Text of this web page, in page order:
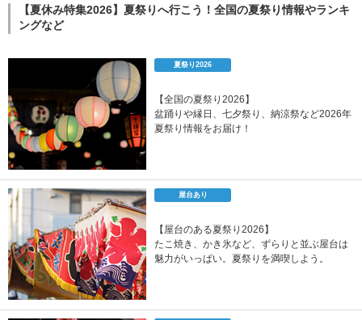
【夏休み特集2026】夏祭りへ行こう！全国の夏祭り情報やランキ
ングなど
夏祭り2026
【全国の夏祭り2026】
盆踊りや縁日、七夕祭り、納涼祭など2026年
夏祭り情報をお届け！
屋台あり
【屋台のある夏祭り2026】
たこ焼き、かき氷など、ずらりと並ぶ屋台は
魅力がいっぱい。夏祭りを満喫しよう。